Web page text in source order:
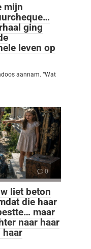
mijn
ging
leven op
aannam. “Wat
0
liet beton
die haar
maar
naar haar
haar